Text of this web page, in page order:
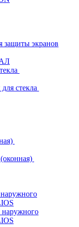
защиты экранов
стекла